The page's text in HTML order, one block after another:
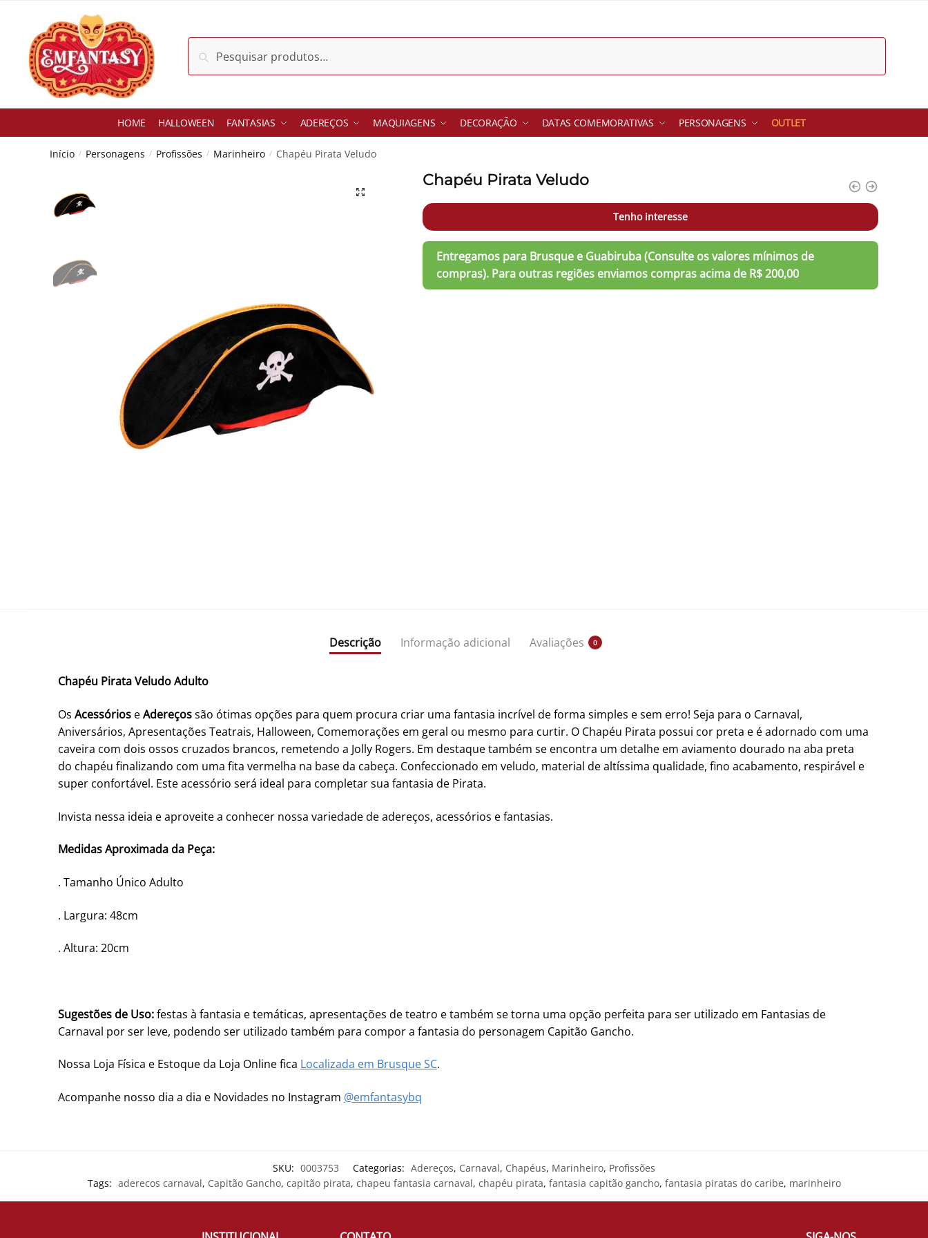
navigation
content
Pesquisar
por:
Pesquisar
HOME HALLOWEEN FANTASIAS ADEREÇOS MAQUIAGENS DECORAÇÃO DATAS COMEMORATIVAS PERSONAGENS OUTLET
Início / Personagens / Profissões / Marinheiro / Chapéu Pirata Veludo
Chapéu Pirata Veludo
Tenho interesse
Descrição Informação adicional Avaliações 0
Chapéu Pirata Veludo Adulto
Os AcessórioseAdereçossão ótimas opções para quem procura criar uma fantasia incrível de forma simples e sem erro! Seja para o Carnaval,
Aniversários, Apresentações Teatrais, Halloween, Comemorações em geral ou mesmo para curtir. O Chapéu Pirata possui cor preta e é adornado com uma
caveira com dois ossos cruzados brancos, remetendo a Jolly Rogers. Em destaque também se encontra um detalhe em aviamento dourado na aba preta
do chapéu finalizando com uma fita vermelha na base da cabeça. Confeccionado em veludo, material de altíssima qualidade, fino acabamento, respirável e
super confortável. Este acessório será ideal para completar sua fantasia de Pirata.
Invista nessa ideia e aproveite a conhecer nossa variedade de adereços, acessórios e fantasias.
Medidas Aproximada da Peça:
. Tamanho Único Adulto
. Largura: 48cm
. Altura: 20cm
Sugestões de Uso:festas à fantasia e temáticas, apresentações de teatro e também se torna uma opção perfeita para ser utilizado em Fantasias de
Carnaval por ser leve, podendo ser utilizado também para compor a fantasia do personagem Capitão Gancho.
Nossa Loja Física e Estoque da Loja Online fica Localizada em Brusque SC.
Acompanhe nosso dia a dia e Novidades no Instagram @emfantasybq
SKU: 0003753 Categorias: Adereços, Carnaval, Chapéus, Marinheiro, Profissões
Tags: aderecos carnaval, Capitão Gancho, capitão pirata, chapeu fantasia carnaval, chapéu pirata, fantasia capitão gancho, fantasia piratas do caribe, marinheiro